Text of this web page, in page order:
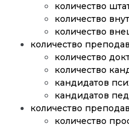
количество
количество
количество
количество
количество
количество
кандидатов
кандидатов
количество
количество